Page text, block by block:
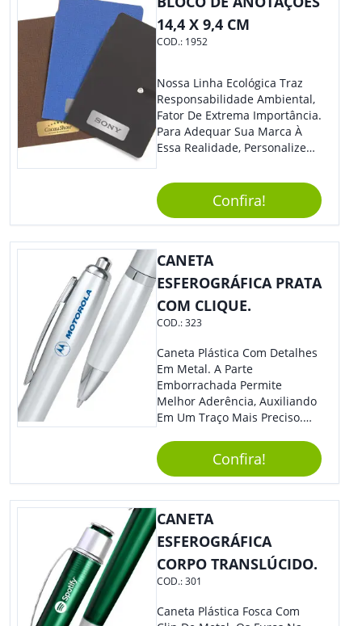
14,4 X 9,4 CM
COD.: 1952
Nossa Linha Ecológica Traz
Responsabilidade Ambiental,
Fator De Extrema Importância.
Para Adequar Sua Marca À
Essa Realidade, Personalize
Anotações Com Post-It E
Caneta. Elaborado A Partir De
Material Reciclado, O Brinde
Também É Prático, Tornando-
Se Assim Excelente Para Uso
Cotidiano. Perfeito, Não É?!
Confira!
CANETA
ESFEROGRÁFICA PRATA
COM CLIQUE.
COD.:323
Caneta Plástica Com Detalhes
Em Metal. A Parte
Emborrachada Permite
Melhor Aderência, Auxiliando
Em Um Traço Mais Preciso.
Todo Tipo De Evento E
Público.
Confira!
CANETA
ESFEROGRÁFICA
CORPO TRANSLÚCIDO.
COD.:301
Caneta Plástica Fosca Com